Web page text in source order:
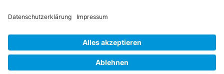
Copyright 2019 - 2023WAK / Prof. Dr. Annely
Rothkegel
powered bypfpro